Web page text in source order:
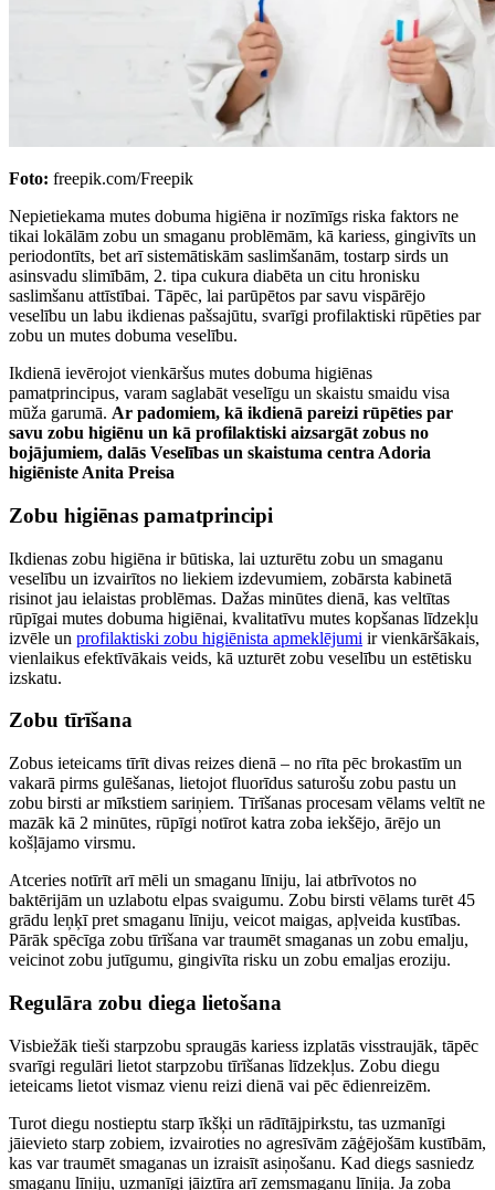
Foto: freepik.com/Freepik
Nepietiekama mutes dobuma higiēna ir nozīmīgs riska faktors ne
tikai lokālām zobu un smaganu problēmām, kā kariess, gingivīts un
periodontīts, bet arī sistemātiskām saslimšanām, tostarp sirds un
asinsvadu slimībām, 2. tipa cukura diabēta un citu hronisku
saslimšanu attīstībai. Tāpēc, lai parūpētos par savu vispārējo
veselību un labu ikdienas pašsajūtu, svarīgi profilaktiski rūpēties par
zobu un mutes dobuma veselību.
Ikdienā ievērojot vienkāršus mutes dobuma higiēnas
pamatprincipus, varam saglabāt veselīgu un skaistu smaidu visa
mūža garumā. Ar padomiem, kā ikdienā pareizi rūpēties par
savu zobu higiēnu un kā profilaktiski aizsargāt zobus no
bojājumiem, dalās Veselības un skaistuma centra Adoria
higiēniste Anita Preisa
Zobu higiēnas pamatprincipi
Ikdienas zobu higiēna ir būtiska, lai uzturētu zobu un smaganu
veselību un izvairītos no liekiem izdevumiem, zobārsta kabinetā
risinot jau ielaistas problēmas. Dažas minūtes dienā, kas veltītas
rūpīgai mutes dobuma higiēnai, kvalitatīvu mutes kopšanas līdzekļu
izvēle un profilaktiski zobu higiēnista apmeklējumi ir vienkāršākais,
vienlaikus efektīvākais veids, kā uzturēt zobu veselību un estētisku
izskatu.
Zobu tīrīšana
Zobus ieteicams tīrīt divas reizes dienā – no rīta pēc brokastīm un
vakarā pirms gulēšanas, lietojot fluorīdus saturošu zobu pastu un
zobu birsti ar mīkstiem sariņiem. Tīrīšanas procesam vēlams veltīt ne
mazāk kā 2 minūtes, rūpīgi notīrot katra zoba iekšējo, ārējo un
košļājamo virsmu.
Atceries notīrīt arī mēli un smaganu līniju, lai atbrīvotos no
baktērijām un uzlabotu elpas svaigumu. Zobu birsti vēlams turēt 45
grādu leņķī pret smaganu līniju, veicot maigas, apļveida kustības.
Pārāk spēcīga zobu tīrīšana var traumēt smaganas un zobu emalju,
veicinot zobu jutīgumu, gingivīta risku un zobu emaljas eroziju.
Regulāra zobu diega lietošana
Visbiežāk tieši starpzobu spraugās kariess izplatās visstraujāk, tāpēc
svarīgi regulāri lietot starpzobu tīrīšanas līdzekļus. Zobu diegu
ieteicams lietot vismaz vienu reizi dienā vai pēc ēdienreizēm.
Turot diegu nostieptu starp īkšķi un rādītājpirkstu, tas uzmanīgi
jāievieto starp zobiem, izvairoties no agresīvām zāģējošām kustībām,
kas var traumēt smaganas un izraisīt asiņošanu. Kad diegs sasniedz
smaganu līniju, uzmanīgi jāiztīra arī zemsmaganu līnija. Ja zoba